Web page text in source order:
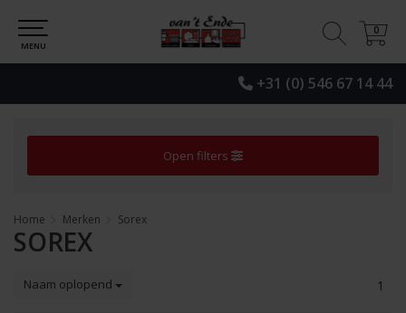
+31 (0) 546 67 14 44
0
0
MENU
Open filters
Home Merken Sorex
SOREX
Naam oplopend 1